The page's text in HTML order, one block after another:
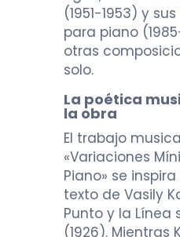
(1951-1953) y
para piano
otras
solo.
La poética
la obra
El trabajo
«Variaciones
Piano» se
texto de Vasily
Punto y la Línea
(1926). Mientras